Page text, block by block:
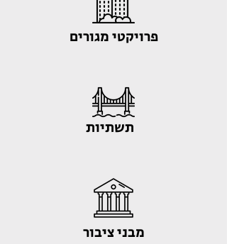
פרויקטי מגורים
תשתיות
מבני ציבור